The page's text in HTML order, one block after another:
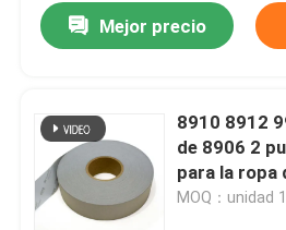
Mejor precio
8910 8912
de 8906 2 pulgadas 4 pulgadas
para la ropa
tráfico
MOQ：unidad